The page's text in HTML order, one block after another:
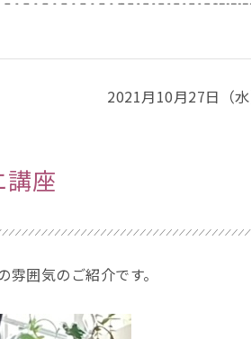
2021月10月27日（
講座
囲気のご紹介です。